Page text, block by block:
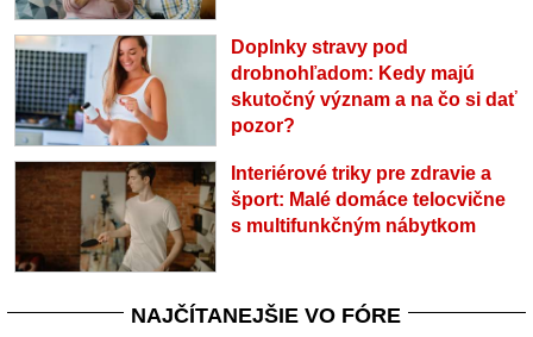
Doplnky stravy pod
drobnohľadom: Kedy majú
skutočný význam a na čo si dať
pozor?
Interiérové triky pre zdravie a
šport: Malé domáce telocvične
s multifunkčným nábytkom
NAJČÍTANEJŠIE VO FÓRE